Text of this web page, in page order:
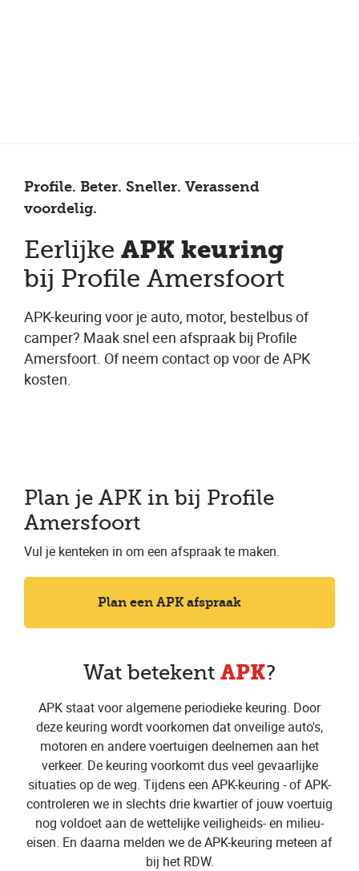
Profile. Beter. Sneller. Verassend
voordelig.
Eerlijke APK keuring
bij Profile Amersfoort
APK-keuring voor je auto, motor, bestelbus of
camper? Maak snel een afspraak bij Profile
Amersfoort. Of neem contact op voor de APK
kosten.
Plan je APK in bij Profile
Amersfoort
Vul je kenteken in om een afspraak te maken.
Plan een APK afspraak
Wat betekent APK?
APK staat voor algemene periodieke keuring. Door
deze keuring wordt voorkomen dat onveilige auto's,
motoren en andere voertuigen deelnemen aan het
verkeer. De keuring voorkomt dus veel gevaarlijke
situaties op de weg. Tijdens een APK-keuring - of APK-
controleren we in slechts drie kwartier of jouw voertuig
nog voldoet aan de wettelijke veiligheids- en milieu-
eisen. En daarna melden we de APK-keuring meteen af
bij het RDW.